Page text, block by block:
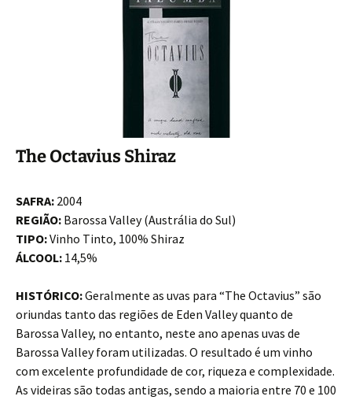
The Octavius Shiraz
SAFRA: 2004
REGIÃO: Barossa Valley (Austrália do Sul)
TIPO:Vinho Tinto, 100% Shiraz
ÁLCOOL: 14,5%
HISTÓRICO:Geralmente as uvas para “The Octavius” são
oriundas tanto das regiões de Eden Valley quanto de
Barossa Valley, no entanto, neste ano apenas uvas de
Barossa Valley foram utilizadas. O resultado é um vinho
com excelente profundidade de cor, riqueza e complexidade.
As videiras são todas antigas, sendo a maioria entre 70 e 100